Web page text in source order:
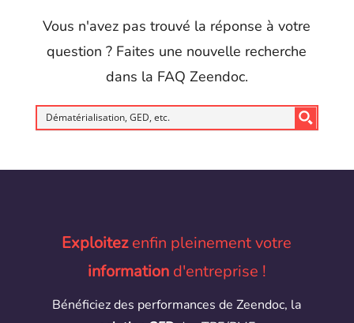
Vous n'avez pas trouvé la réponse à votre
question ? Faites une nouvelle recherche
dans la FAQ Zeendoc.
Exploitezenfin pleinement votre
informationd'entreprise !
Bénéficiez des performances de Zeendoc, la